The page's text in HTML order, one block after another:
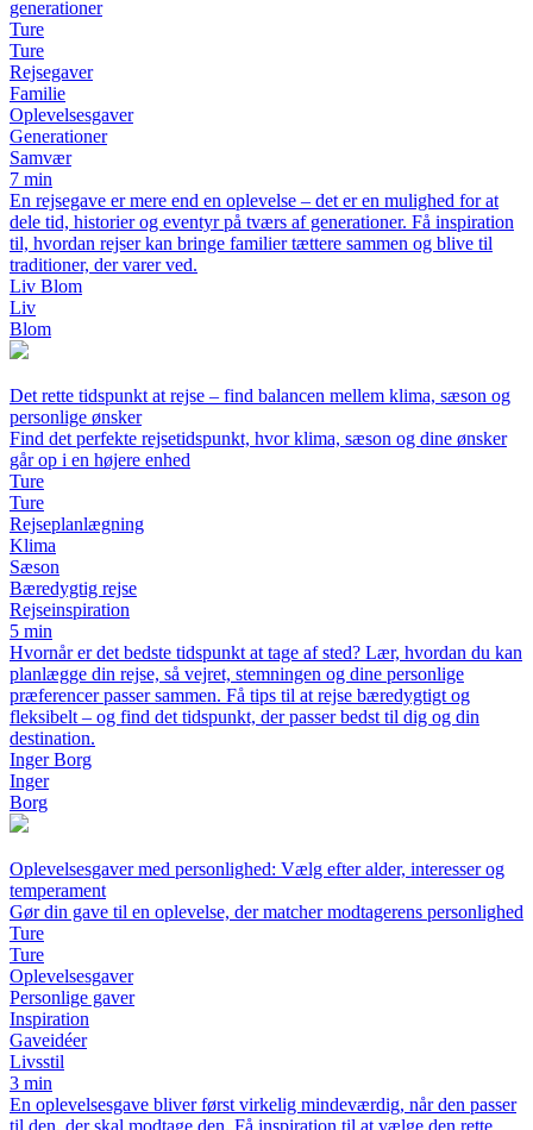
generationer
Ture
Ture
Rejsegaver
Familie
Oplevelsesgaver
Generationer
Samvær
7 min
En rejsegave er mere end en oplevelse – det er en mulighed for at
dele tid, historier og eventyr på tværs af generationer. Få inspiration
til, hvordan rejser kan bringe familier tættere sammen og blive til
traditioner, der varer ved.
Liv Blom
Liv
Blom
Det rette tidspunkt at rejse – find balancen mellem klima, sæson og
personlige ønsker
Find det perfekte rejsetidspunkt, hvor klima, sæson og dine ønsker
går op i en højere enhed
Ture
Ture
Rejseplanlægning
Klima
Sæson
Bæredygtig rejse
Rejseinspiration
5 min
Hvornår er det bedste tidspunkt at tage af sted? Lær, hvordan du kan
planlægge din rejse, så vejret, stemningen og dine personlige
præferencer passer sammen. Få tips til at rejse bæredygtigt og
fleksibelt – og find det tidspunkt, der passer bedst til dig og din
destination.
Inger Borg
Inger
Borg
Oplevelsesgaver med personlighed: Vælg efter alder, interesser og
temperament
Gør din gave til en oplevelse, der matcher modtagerens personlighed
Ture
Ture
Oplevelsesgaver
Personlige gaver
Inspiration
Gaveidéer
Livsstil
3 min
En oplevelsesgave bliver først virkelig mindeværdig, når den passer
til den, der skal modtage den. Få inspiration til at vælge den rette